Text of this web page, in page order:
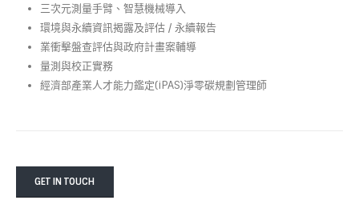
三次元測量手臂、智慧機械導入
環境與永續資訊揭露及評估 / 永續報告
業衝擊盤查評估與政府計畫案輔導
量測與校正實務
經濟部產業人才能力鑑定(iPAS)淨零碳規劃管理師
GET IN TOUCH